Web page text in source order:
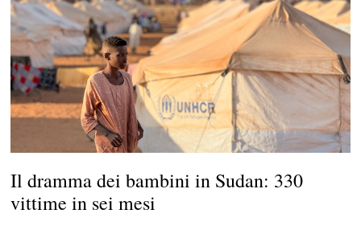
Il dramma dei bambini in Sudan: 330
vittime in sei mesi